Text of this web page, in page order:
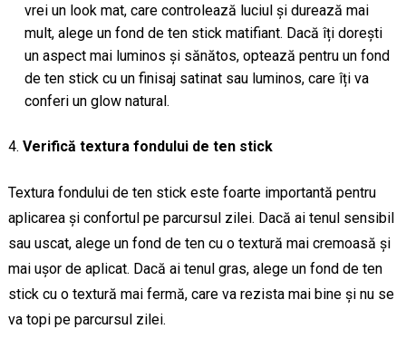
vrei un look mat, care controlează luciul și durează mai
mult, alege un fond de ten stick matifiant. Dacă îți dorești
un aspect mai luminos și sănătos, optează pentru un fond
de ten stick cu un finisaj satinat sau luminos, care îți va
conferi un glow natural.
Verifică textura fondului de ten stick
Textura fondului de ten stick este foarte importantă pentru
aplicarea și confortul pe parcursul zilei. Dacă ai tenul sensibil
sau uscat, alege un fond de ten cu o textură mai cremoasă și
mai ușor de aplicat. Dacă ai tenul gras, alege un fond de ten
stick cu o textură mai fermă, care va rezista mai bine și nu se
va topi pe parcursul zilei.